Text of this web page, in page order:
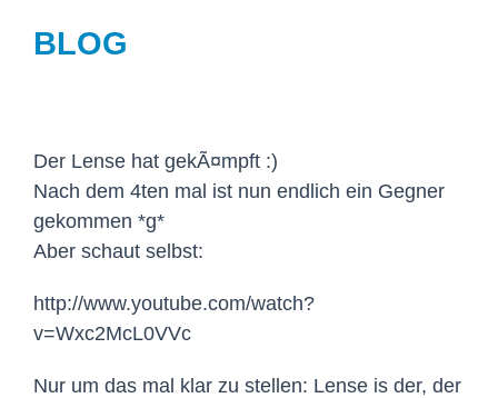
BLOG
Der Lense hat gekÃ¤mpft :)
Nach dem 4ten mal ist nun endlich ein Gegner
gekommen *g*
Aber schaut selbst:
http://www.youtube.com/watch?
v=Wxc2McL0VVc
Nur um das mal klar zu stellen: Lense is der, der